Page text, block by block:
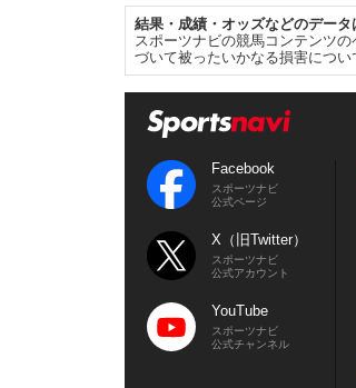
結果・成績・オッズなどのデータ
スポーツナビの競馬コンテンツ
づいて被ったいかなる損害につ
Facebook
スポーツナビ
公式ページ
X（旧Twitter）
スポーツナビ
公式アカウント
YouTube
スポーツナビ
公式チャンネル